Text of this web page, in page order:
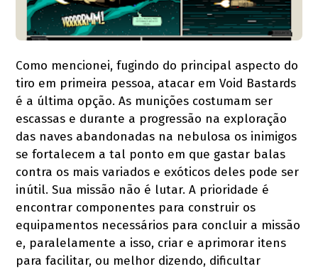
Como mencionei, fugindo do principal aspecto do
tiro em primeira pessoa, atacar em Void Bastards
é a última opção. As munições costumam ser
escassas e durante a progressão na exploração
das naves abandonadas na nebulosa os inimigos
se fortalecem a tal ponto em que gastar balas
contra os mais variados e exóticos deles pode ser
inútil. Sua missão não é lutar. A prioridade é
encontrar componentes para construir os
equipamentos necessários para concluir a missão
e, paralelamente a isso, criar e aprimorar itens
para facilitar, ou melhor dizendo, dificultar